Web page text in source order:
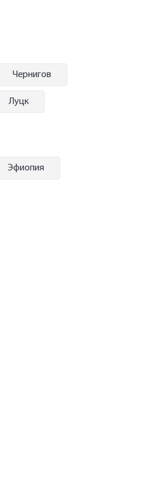
Чернигов
Луцк
Эфиопия